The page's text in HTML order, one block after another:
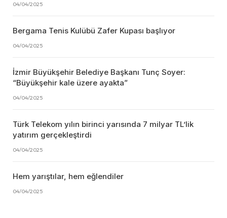
04/04/2025
Bergama Tenis Kulübü Zafer Kupası başlıyor
04/04/2025
İzmir Büyükşehir Belediye Başkanı Tunç Soyer:
“Büyükşehir kale üzere ayakta”
04/04/2025
Türk Telekom yılın birinci yarısında 7 milyar TL’lik
yatırım gerçekleştirdi
04/04/2025
Hem yarıştılar, hem eğlendiler
04/04/2025